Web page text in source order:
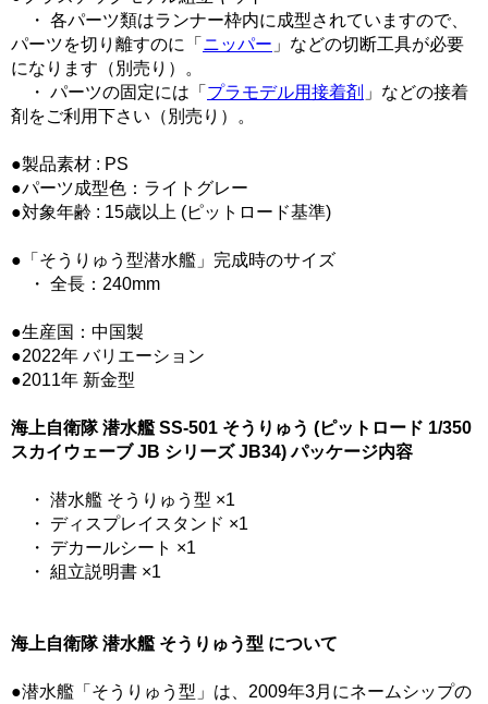
・ 各パーツ類はランナー枠内に成型されていますので、
パーツを切り離すのに「 ニッパー 」などの切断工具が必要
になります（別売り）。
・ パーツの固定には「 プラモデル用接着剤 」などの接着
剤をご利用下さい（別売り）。
●製品素材 : PS
●パーツ成型色：ライトグレー
●対象年齢 : 15歳以上 (ピットロード基準)
●「そうりゅう型潜水艦」完成時のサイズ
・ 全長：240mm
●生産国：中国製
●2022年 バリエーション
●2011年 新金型
海上自衛隊 潜水艦 SS-501 そうりゅう (ピットロード 1/350
スカイウェーブ JB シリーズ JB34) パッケージ内容
・ 潜水艦 そうりゅう型 ×1
・ ディスプレイスタンド ×1
・ デカールシート ×1
・ 組立説明書 ×1
海上自衛隊 潜水艦 そうりゅう型 について
●潜水艦「そうりゅう型」は、2009年3月にネームシップの